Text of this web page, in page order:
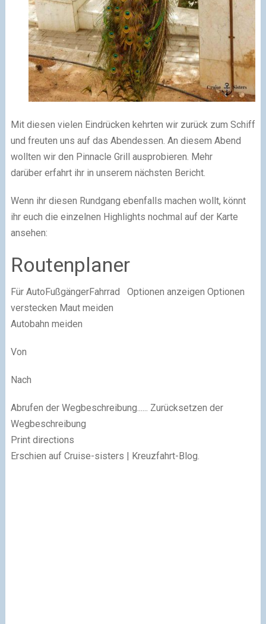
Mit diesen vielen Eindrücken kehrten wir zurück zum Schiff
und freuten uns auf das Abendessen. An diesem Abend
wollten wir den Pinnacle Grill ausprobieren. Mehr
darüber erfahrt ihr in unserem nächsten Bericht.
Wenn ihr diesen Rundgang ebenfalls machen wollt, könnt
ihr euch die einzelnen Highlights nochmal auf der Karte
ansehen:
Routenplaner
Für AutoFußgängerFahrrad Optionen anzeigen Optionen
verstecken Maut meiden
Autobahn meiden
Von
Nach
Abrufen der Wegbeschreibung...... Zurücksetzen der
Wegbeschreibung
Print directions
Erschien auf Cruise-sisters | Kreuzfahrt-Blog.